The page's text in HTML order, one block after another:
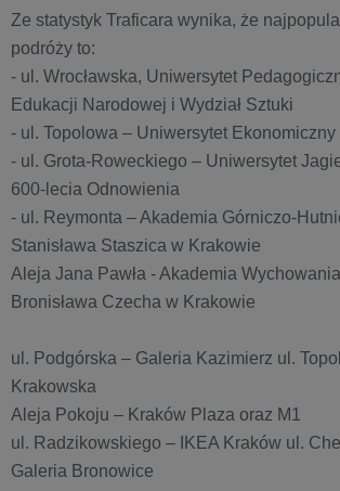
Ze statystyk Traficara wynika, że
podróży to:
- ul. Wrocławska, Uniwersytet
Edukacji Narodowej i Wydział Sztuki
- ul. Topolowa – Uniwersytet
- ul. Grota-Roweckiego – Uniwersytet
600-lecia Odnowienia
- ul. Reymonta – Akademia Górniczo-
Stanisława Staszica w Krakowie
Aleja Jana Pawła - Akademia
Bronisława Czecha w Krakowie
ul. Podgórska – Galeria Kazimierz ul.
Krakowska
Aleja Pokoju – Kraków Plaza oraz M1
ul. Radzikowskiego – IKEA Kraków ul.
Galeria Bronowice